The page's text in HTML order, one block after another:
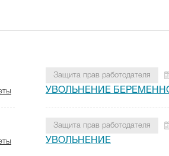
Защита прав работодателя
УВОЛЬНЕНИЕ
Защита прав работодателя
УВОЛЬНЕНИЕ